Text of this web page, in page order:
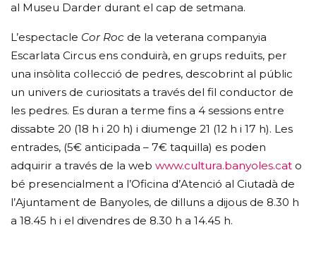
al Museu Darder durant el cap de setmana.
L’espectacle Cor Roc de la veterana companyia
Escarlata Circus ens conduirà, en grups reduïts, per
una insòlita col·lecció de pedres, descobrint al públic
un univers de curiositats a través del fil conductor de
les pedres. Es duran a terme fins a 4 sessions entre
dissabte 20 (18 h i 20 h) i diumenge 21 (12 h i 17 h). Les
entrades, (5€ anticipada – 7€ taquilla) es poden
adquirir a través de la webwww.cultura.banyoles.cat o
bé presencialment a l’Oficina d’Atenció al Ciutadà de
l’Ajuntament de Banyoles, de dilluns a dijous de 8.30 h
a 18.45 h i el divendres de 8.30 h a 14.45 h.